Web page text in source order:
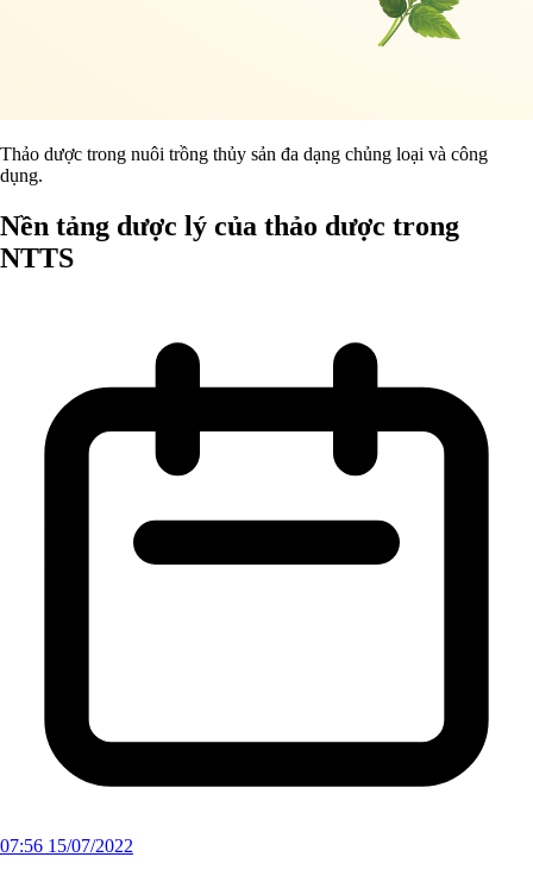
Thảo dược trong nuôi trồng thủy sản đa dạng chủng loại và công
dụng.
Nền tảng dược lý của thảo dược trong
NTTS
07:56 15/07/2022